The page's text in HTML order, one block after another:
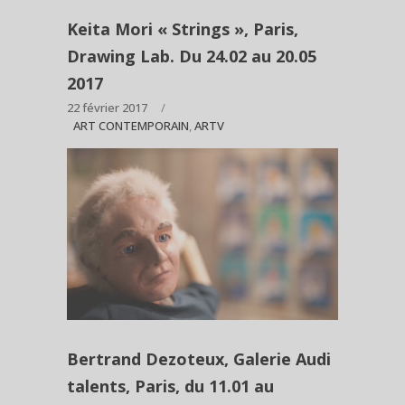
Keita Mori « Strings », Paris,
Drawing Lab. Du 24.02 au 20.05
2017
22 février 2017
ART CONTEMPORAIN,ARTV
Bertrand Dezoteux, Galerie Audi
talents, Paris, du 11.01 au